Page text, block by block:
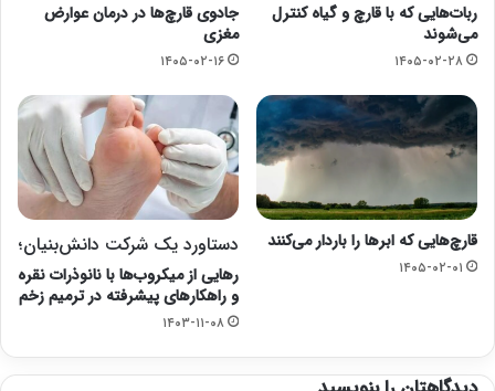
ربات‌هایی که با قارچ و گیاه کنترل
می‌شوند
۱۴۰۵-۰۲-۲۸
جادوی قارچ‌ها در درمان عوارض
مغزی
۱۴۰۵-۰۲-۱۶
قارچ‌هایی که ابرها را باردار می‌کنند
۱۴۰۵-۰۲-۰۱
دستاورد یک شرکت دانش‌بنیان؛
رهایی از میکروب‌ها با نانوذرات نقره
و راهکارهای پیشرفته در ترمیم زخم
۱۴۰۳-۱۱-۰۸